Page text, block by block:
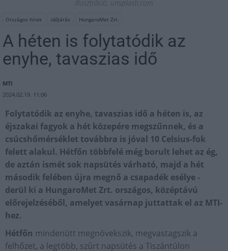
Illusztráció, unsplash.com
Országos hírek időjárás HungaroMet Zrt.
A héten is folytatódik az
enyhe, tavaszias idő
MTI
2024.02.19. 11:06
Folytatódik az enyhe, tavaszias idő a héten is, az
éjszakai fagyok a hét közepére megszűnnek, és a
csúcshőmérséklet továbbra is jóval 10 Celsius-fok
felett alakul. Hétfőn többfelé még borult lehet az ég,
de aztán ismét sok napsütés várható, majd a hét
második felében újra megnő a csapadék esélye -
derül ki a HungaroMet Zrt. országos, középtávú
előrejelzéséből, amelyet vasárnap juttattak el az MTI-
hez.
Hétfőn mindenütt megnövekszik, megvastagszik a
felhőzet, a legtöbb, szűrt napsütés a Tiszántúlon